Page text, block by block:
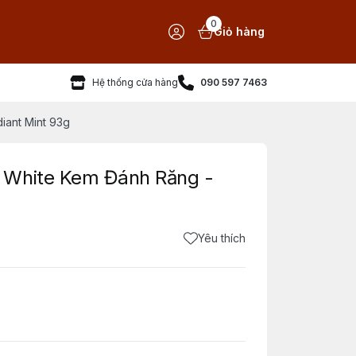
0
Giỏ hàng
Hệ thống cửa hàng 090 597 7463
Mint 93g
Kem Đánh Răng -
Yêu thích